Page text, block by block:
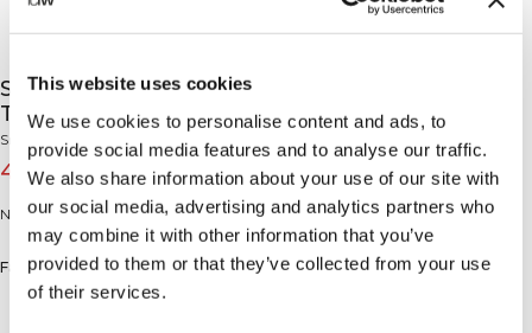
This website uses cookies
We use cookies to personalise content and ads, to
provide social media features and to analyse our traffic.
We also share information about your use of our site with
our social media, advertising and analytics partners who
may combine it with other information that you’ve
provided to them or that they’ve collected from your use
of their services.
Smooth Seamless V-Shape Tights Dusty
Twilight Blue
Smooth Collection
47€79€(-40%)
Nahtlose Tights mit V-förmigem Bund. Recycelte Polyamidmischung.
Farbe: Dusty Twilight Blue